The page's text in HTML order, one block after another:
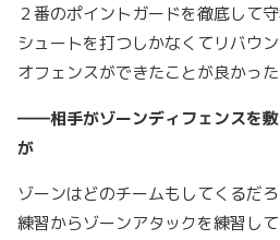
２番のポイントガードを徹底して
シュートを打つしかなくてリバウ
オフェンスができたことが良かった
――相手がゾーンディフェンスを
が
ゾーンはどのチームもしてくるだ
練習からゾーンアタックを練習し